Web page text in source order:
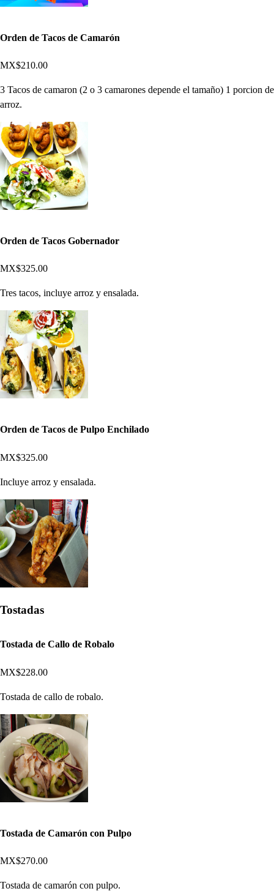
Orden de Tacos de Camarón
MX$210.00
3 Tacos de camaron (2 o 3 camarones depende el tamaño) 1 porcion de
arroz.
Orden de Tacos Gobernador
MX$325.00
Tres tacos, incluye arroz y ensalada.
Orden de Tacos de Pulpo Enchilado
MX$325.00
Incluye arroz y ensalada.
Tostadas
Tostada de Callo de Robalo
MX$228.00
Tostada de callo de robalo.
Tostada de Camarón con Pulpo
MX$270.00
Tostada de camarón con pulpo.